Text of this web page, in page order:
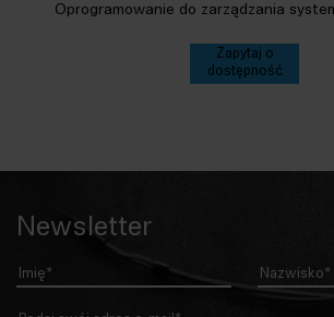
Oprogramowanie do zarządzania
Zapytaj o
dostępność
Newsletter
Imię Nazwisko